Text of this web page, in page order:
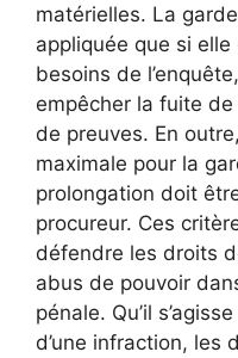
matérielles. La
appliquée que si
besoins de
empêcher la fuite
de preuves. En
maximale pour la
prolongation doit
procureur. Ces
défendre les droits
abus de pouvoir
pénale. Qu’il
d’une infraction, les